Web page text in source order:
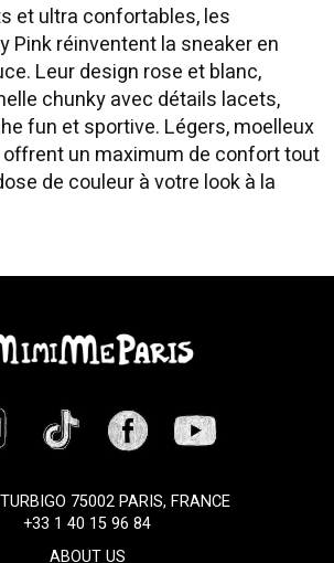
et ultra confortables, les
Pink réinventent la sneaker en
Leur design rose et blanc,
chunky avec détails lacets,
fun et sportive. Légers, moelleux
un maximum de confort tout
de couleur à votre look à la
75002 PARIS, FRANCE
+33 1 40 15 96 84
ABOUT US